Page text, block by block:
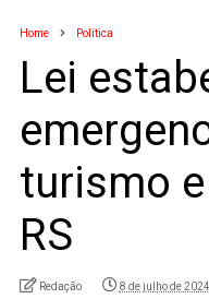
Home Política
Lei
turismo
RS
Redação 8 de julho de